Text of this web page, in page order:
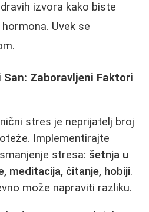
izvora kako biste
Uvek se
Zaboravljeni Faktori
stres je neprijatelj broj
Implementirajte
stresa: šetnja u
meditacija, čitanje, hobiji.
može napraviti razliku.